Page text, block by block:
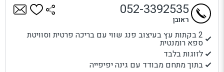
2 בקתות עץ בעיצוב פנג שווי עם בריכה פרטית וסוויטת
ספא רומנטית
לזוגות בלבד
בתוך מתחם מבודד עם גינה יפיפייה
052-3392535
ראובן